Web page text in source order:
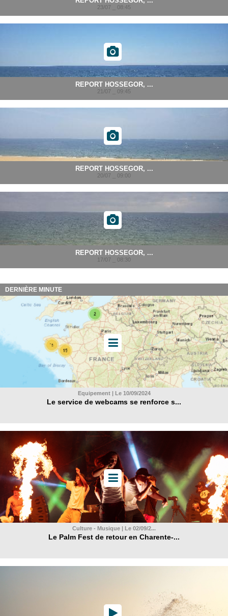
23/07 _ 08:45
REPORT HOSSEGOR, ...
21/07 _ 09:45
REPORT HOSSEGOR, ...
20/07 _ 09:00
REPORT HOSSEGOR, ...
17/07 _ 08:30
DERNIÈRE MINUTE
Equipement | Le 10/09/2024
Le service de webcams se renforce s...
Culture - Musique | Le 02/09/2...
Le Palm Fest de retour en Charente-...